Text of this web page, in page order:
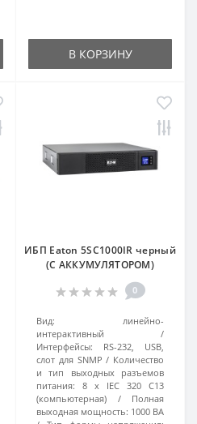
В КОРЗИНУ
ИБП Eaton 5SC1000IR черный
(С АККУМУЛЯТОРОМ)
0
Вид:
линейно-
интерактивный
Интерфейсы:
RS-232, USB,
слот для SNMP
Количество
и тип выходных разъемов
питания:
8 х IEC 320 C13
(компьютерная)
Полная
выходная мощность: 1000 ВА